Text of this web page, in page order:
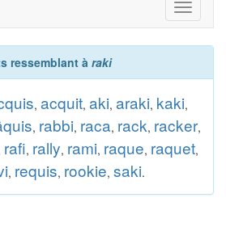
Toggle
ressemblant à raki
, acquit, aki, araki, kaki,
, rabbi, raca, rack, racker,
rafi, rally, rami, raque, raquet,
, requis, rookie, saki.